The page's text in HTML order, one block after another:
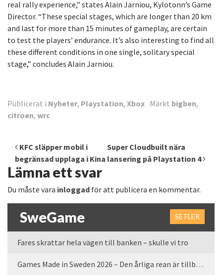
real rally experience,” states Alain Jarniou, Kylotonn’s Game
Director. “These special stages, which are longer than 20 km
and last for more than 15 minutes of gameplay, are certain
to test the players’ endurance. It’s also interesting to find all
these different conditions in one single, solitary special
stage,” concludes Alain Jarniou.
Publicerat i Nyheter, Playstation, Xbox Märkt bigben,
citroen, wrc
Inläggsnavigering
KFC släpper mobil i
begränsad upplaga i Kina
Super Cloudbuilt nära
lansering på Playstation 4
Lämna ett svar
Du måste vara inloggad för att publicera en kommentar.
SweGame SE FLER
Fares skrattar hela vägen till banken – skulle vi tro
Games Made in Sweden 2026 – Den årliga rean är tillbaka